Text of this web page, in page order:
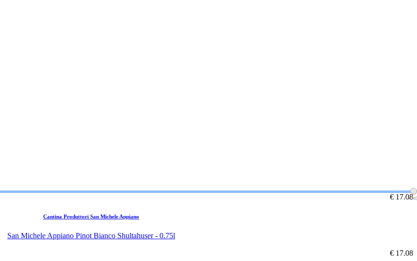
€ 17.08
Cantina Produttori San Michele Appiano
San Michele Appiano Pinot Bianco Shultahuser - 0.75l
€ 17.08